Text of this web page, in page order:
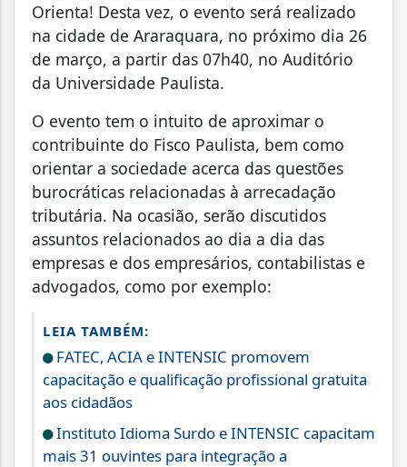
Orienta! Desta vez, o evento será realizado
na cidade de Araraquara, no próximo dia 26
de março, a partir das 07h40, no Auditório
da Universidade Paulista.
O evento tem o intuito de aproximar o
contribuinte do Fisco Paulista, bem como
orientar a sociedade acerca das questões
burocráticas relacionadas à arrecadação
tributária. Na ocasião, serão discutidos
assuntos relacionados ao dia a dia das
empresas e dos empresários, contabilistas e
advogados, como por exemplo:
LEIA TAMBÉM:
FATEC, ACIA e INTENSIC promovem
capacitação e qualificação profissional gratuita
aos cidadãos
Instituto Idioma Surdo e INTENSIC capacitam
mais 31 ouvintes para integração a